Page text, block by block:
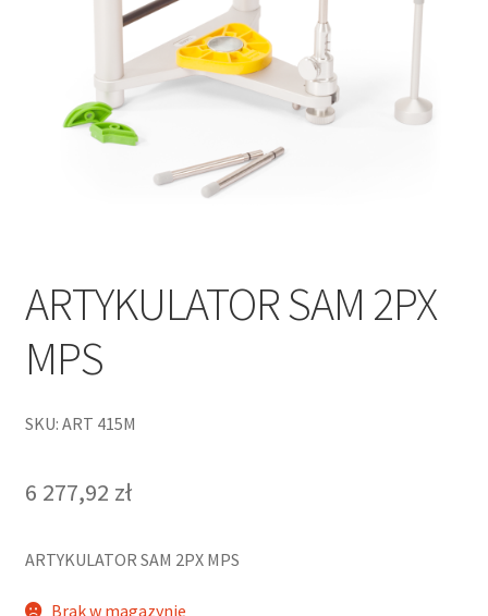
Polityka prywatności
ARTYKULATOR SAM 2PX
MPS
SKU: ART 415M
6 277,92 zł
ARTYKULATOR SAM 2PX MPS
Brak w magazynie